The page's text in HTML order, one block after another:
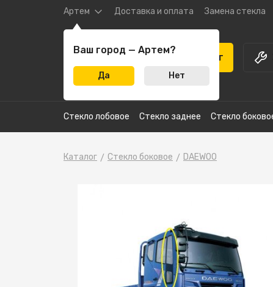
Артем Доставка и оплата Замена стекла
Каталог
Ваш город — Артем?
Да Нет
Стекло лобовое Стекло заднее Стекло
Каталог Стекло боковое DAEWOO